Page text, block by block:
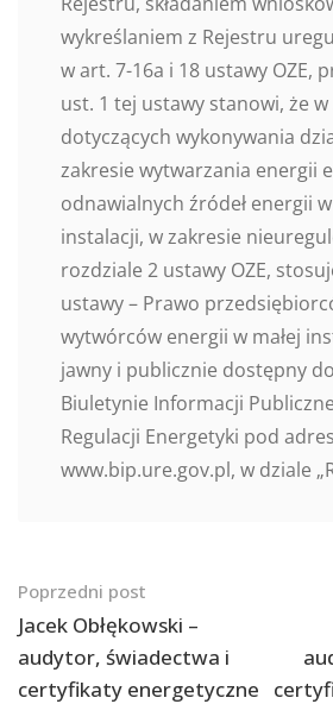
wykreślaniem z Rejestru
w art. 7-16a i 18 ustawy OZE,
ust. 1 tej ustawy stanowi, że
dotyczących wykonywania
zakresie wytwarzania energii
odnawialnych źródeł energii w
instalacji, w zakresie
rozdziale 2 ustawy OZE,
ustawy – Prawo
wytwórców energii w małej
jawny i publicznie dostępny
Biuletynie Informacji
Regulacji Energetyki pod
www.bip.ure.gov.pl, w dziale
Nawigacja
po
postach
Poprzedni post
Jacek Obłękowski –
audytor, świadectwa i
certyfikaty energetyczne